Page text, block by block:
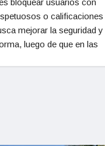
bloquear usuarios con
o calificaciones
mejorar la seguridad y
luego de que en las